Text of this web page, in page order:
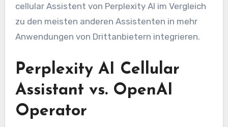
cellular Assistent von Perplexity AI im Vergleich
zu den meisten anderen Assistenten in mehr
Anwendungen von Drittanbietern integrieren.
Perplexity AI Cellular
Assistant vs. OpenAI
Operator